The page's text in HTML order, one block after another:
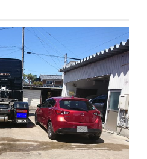
の
リ
ー
ニ
ン
グ”